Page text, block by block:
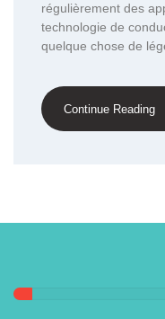
régulièrement des
technologie de
quelque chose de
Continue Reading